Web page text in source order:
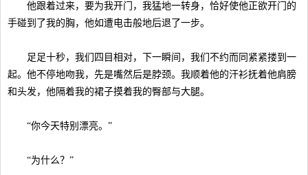
他跟着过来，要为我开门，我猛地一转身，恰好使他正欲开门的
手碰到了我的胸，他如遭电击般地后退了一步。
足足十秒，我们四目相对，下一瞬间，我们不约而同紧紧搂到一
起。他不停地吻我，先是嘴然后是脖颈。我顺着他的汗衫抚着他肩膀
和头发，他隔着我的裙子摸着我的臀部与大腿。
“你今天特别漂亮。”
“为什么？”